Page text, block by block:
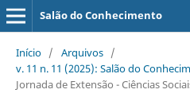
Salão do Conhecimento
Início / Arquivos /
v. 11 n. 11 (2025): Salão do
Jornada de Extensão - Ciências